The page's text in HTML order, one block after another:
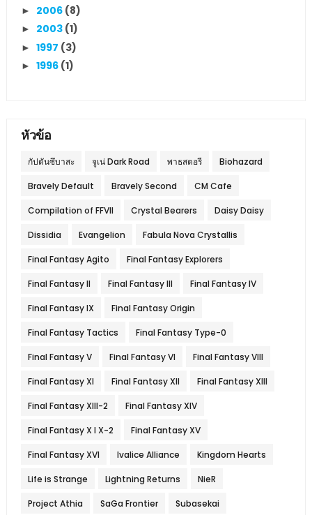
► 2006 (8)
► 2003 (1)
► 1997 (3)
► 1996 (1)
หัวข้อ
กัปตันซึบาสะ จูเน่ Dark Road พาธสตอรี Biohazard
Bravely Default Bravely Second CM Cafe
Compilation of FFVII Crystal Bearers Daisy Daisy
Dissidia Evangelion Fabula Nova Crystallis
Final Fantasy Agito Final Fantasy Explorers
Final Fantasy II Final Fantasy III Final Fantasy IV
Final Fantasy IX Final Fantasy Origin
Final Fantasy Tactics Final Fantasy Type-0
Final Fantasy V Final Fantasy VI Final Fantasy VIII
Final Fantasy XI Final Fantasy XII Final Fantasy XIII
Final Fantasy XIII-2 Final Fantasy XIV
Final Fantasy X l X-2 Final Fantasy XV
Final Fantasy XVI Ivalice Alliance Kingdom Hearts
Life is Strange Lightning Returns NieR
Project Athia SaGa Frontier Subasekai